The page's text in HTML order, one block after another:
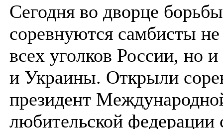
Сегодня во дворце борьбы
соревнуются самбисты не
всех уголков России, но
и Украины. Открыли
президент
любительской федерации